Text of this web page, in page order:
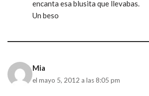
encanta esa blusita que llevabas.
Un beso
Mia
el mayo 5, 2012 a las 8:05 pm